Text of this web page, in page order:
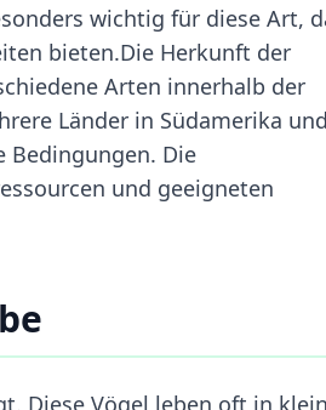
wichtig für diese Art,
bieten.Die Herkunft der
Arten innerhalb der
Länder in Südamerika
Bedingungen. Die
und geeigneten
Diese Vögel leben oft in